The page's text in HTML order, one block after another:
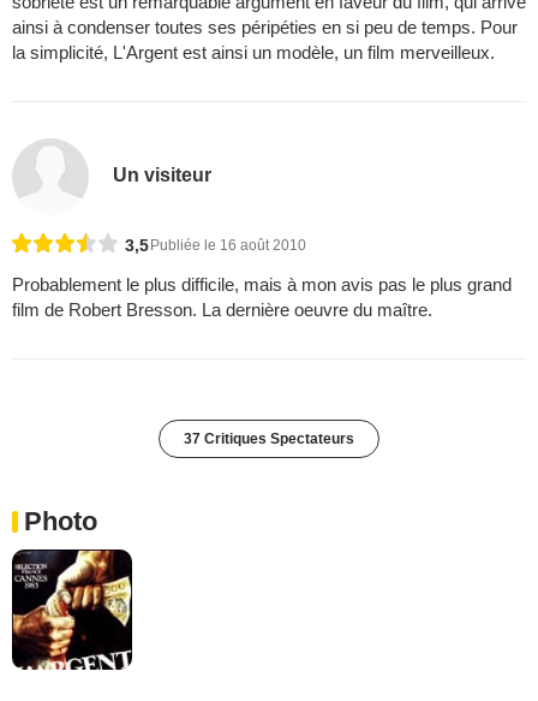
ainsi à condenser toutes ses péripéties en si peu de temps. Pour
la simplicité, L'Argent est ainsi un modèle, un film merveilleux.
Un visiteur
3,5 Publiée le 16 août 2010
Probablement le plus difficile, mais à mon avis pas le plus grand
film de Robert Bresson. La dernière oeuvre du maître.
37 Critiques Spectateurs
Photo